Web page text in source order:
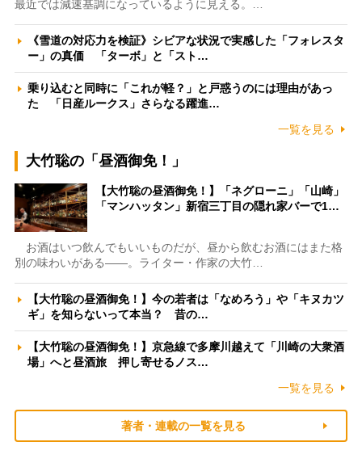
最近では減速基調になっているように見える。…
《雪道の対応力を検証》シビアな状況で実感した「フォレスタ
ー」の真価 「ターボ」と「スト…
乗り込むと同時に「これが軽？」と戸惑うのには理由があっ
た 「日産ルークス」さらなる躍進…
一覧を見る
大竹聡の「昼酒御免！」
【大竹聡の昼酒御免！】「ネグローニ」「山崎」
「マンハッタン」新宿三丁目の隠れ家バーで1…
お酒はいつ飲んでもいいものだが、昼から飲むお酒にはまた格
別の味わいがある――。ライター・作家の大竹…
【大竹聡の昼酒御免！】今の若者は「なめろう」や「キヌカツ
ギ」を知らないって本当？ 昔の…
【大竹聡の昼酒御免！】京急線で多摩川越えて「川崎の大衆酒
場」へと昼酒旅 押し寄せるノス…
一覧を見る
著者・連載の一覧を見る